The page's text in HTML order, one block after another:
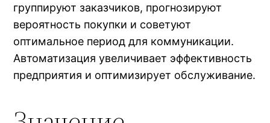
группируют заказчиков, прогнозируют
вероятность покупки и советуют
оптимальное период для коммуникации.
Автоматизация увеличивает эффективность
предприятия и оптимизирует обслуживание.